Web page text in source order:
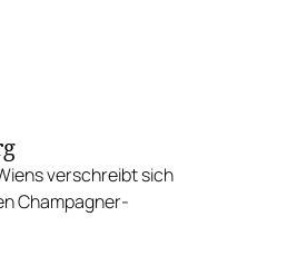
verschreibt sich
Champagner-